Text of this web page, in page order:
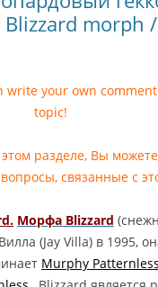
/
ВАЙТ АУТ /
ГЕККОН WHITE
OUT HEMITHECONYX
ЗЕРО /
morph
write your own
topic!
разделе, Вы
связанные с
Морфа Blizzard
(Jay Villa) в 1995,
Murphy Patternless